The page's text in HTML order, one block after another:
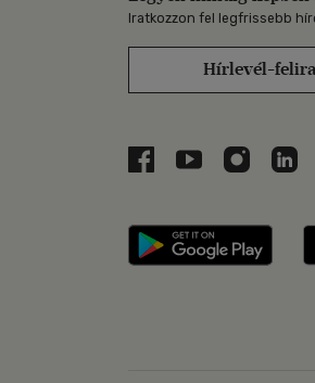
Iratkozzon fel legfrissebb
Hírlevél-
Libri a Facebookon
Libri aLibri az